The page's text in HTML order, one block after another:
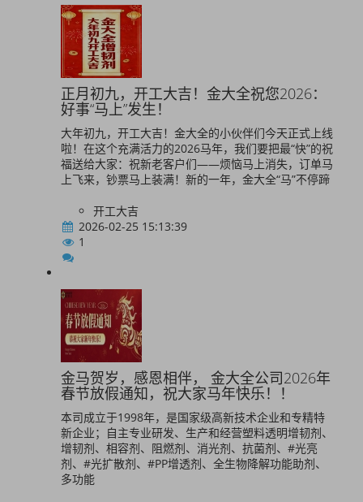
正月初九，开工大吉！金大全祝您2026：
好事“马上”发生！
大年初九，开工大吉！金大全的小伙伴们今天正式上线
啦！在这个充满活力的2026马年，我们要把最“快”的祝
福送给大家：祝新老客户们——烦恼马上消失，订单马
上飞来，钞票马上装满！新的一年，金大全“马”不停蹄
开工大吉
2026-02-25 15:13:39
1
金马贺岁，感恩相伴， 金大全公司2026年
春节放假通知，祝大家马年快乐！！
本司成立于1998年，是国家级高新技术企业和专精特
新企业；自主专业研发、生产和经营塑料透明增韧剂、
增韧剂、相容剂、阻燃剂、消光剂、抗菌剂、#光亮
剂、#光扩散剂、#PP增透剂、全生物降解功能助剂、
多功能